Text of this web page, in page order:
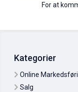
For at
Kategorier
Online
Salg